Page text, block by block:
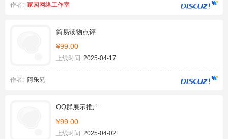
作者: 家园网络工作室
简易读物点评
¥99.00
上线时间: 2025-04-17
作者: 阿乐兄
QQ群展示推广
¥99.00
上线时间: 2025-04-02